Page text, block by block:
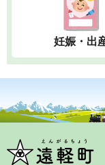
妊娠・出